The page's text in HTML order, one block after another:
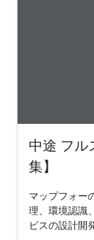
中途 フル
集】
マップフォー
理、環境認識
ビスの設計開